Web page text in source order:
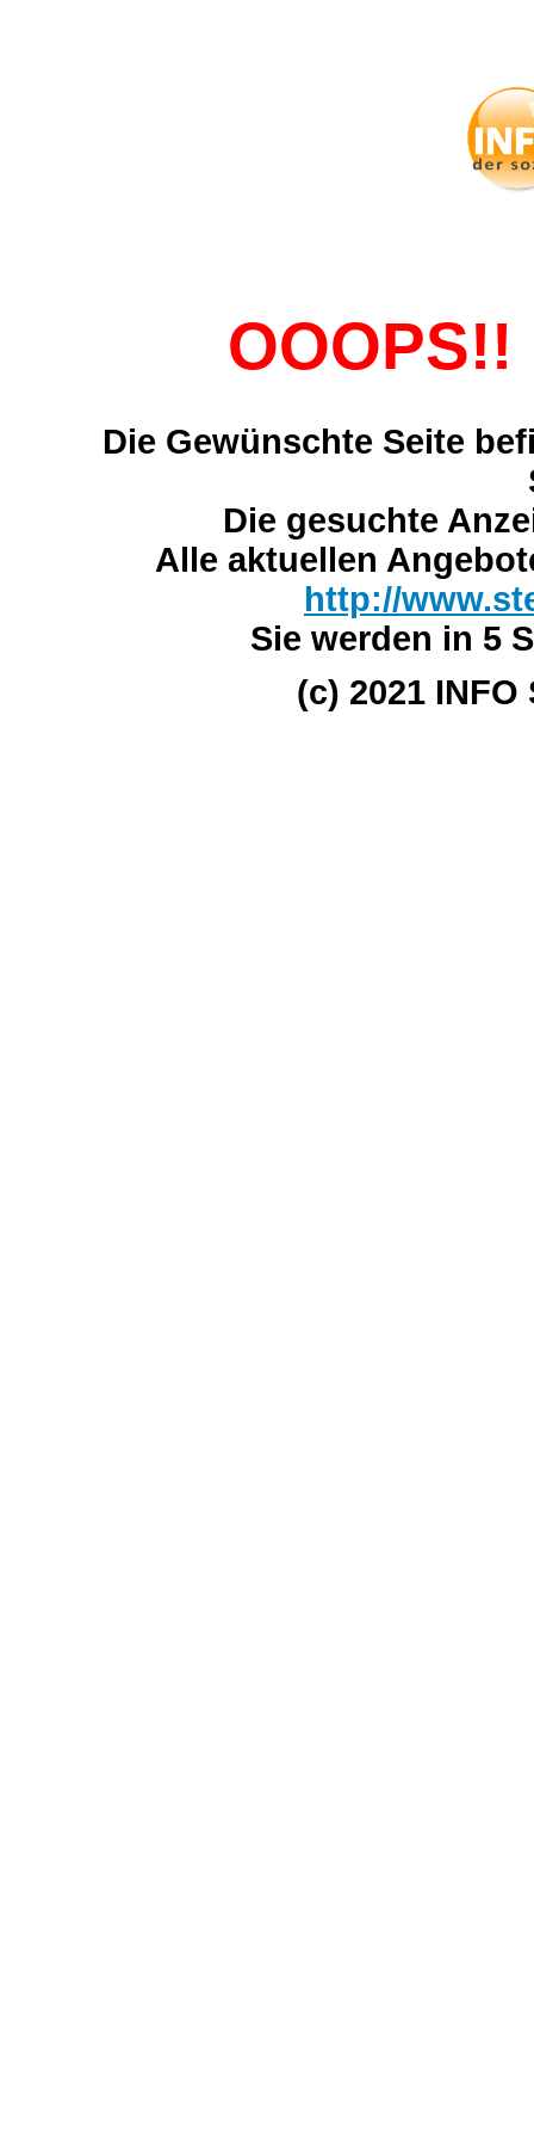
OOOPS!!
Die Gewünschte Seite
Die gesuchte
Alle aktuellen
http://
Sie werden in 5
(c) 2021